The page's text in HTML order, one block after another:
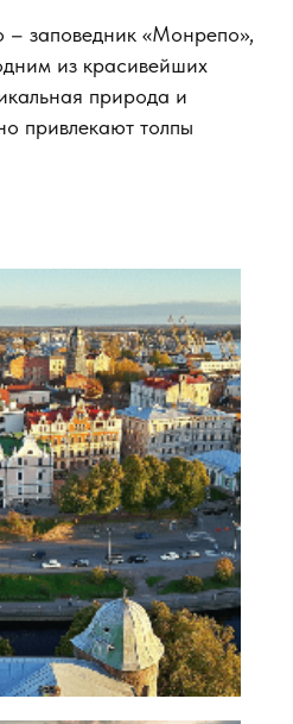
– заповедник «Монрепо»,
из красивейших
природа и
привлекают толпы